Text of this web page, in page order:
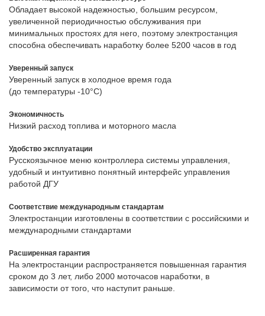
Обладает высокой надежностью, большим ресурсом,
увеличенной периодичностью обслуживания при
минимальных простоях для него, поэтому электростанция
способна обеспечивать наработку болеe 5200 часов в год
Уверенный запуск
Уверенный запуск в холодное время года
(до температуры -10°С)
Экономичность
Низкий расход топлива и моторного масла
Удобство эксплуатации
Русскоязычное меню контроллера системы управления,
удобный и интуитивно понятный интерфейс управления
работой ДГУ
Соответствие международным стандартам
Электростанции изготовлены в соответствии с российскими и
международными стандартами
Расширенная гарантия
На электростанции распространяется повышенная гарантия
сроком до 3 лет, либо 2000 моточасов наработки, в
зависимости от того, что наступит раньше.